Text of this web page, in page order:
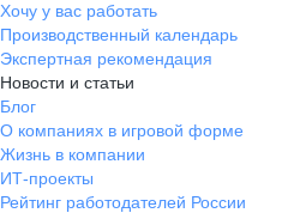
Хочу у вас работать
Производственный календарь
Экспертная рекомендация
Новости и статьи
Блог
О компаниях в игровой форме
Жизнь в компании
ИТ-проекты
Рейтинг работодателей России